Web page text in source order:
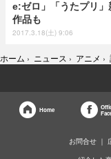
e:ゼロ」「うたプリ」
作品も
2017.3.18(土) 9:06
ホーム › ニュース › アニメ ›
Home
お問合せ